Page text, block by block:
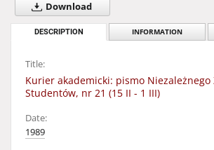
Download
DESCRIPTION INFORMATION
Title:
Kurier akademicki: pismo Niezależnego
Studentów, nr 21 (15 II - 1 III)
Date:
1989